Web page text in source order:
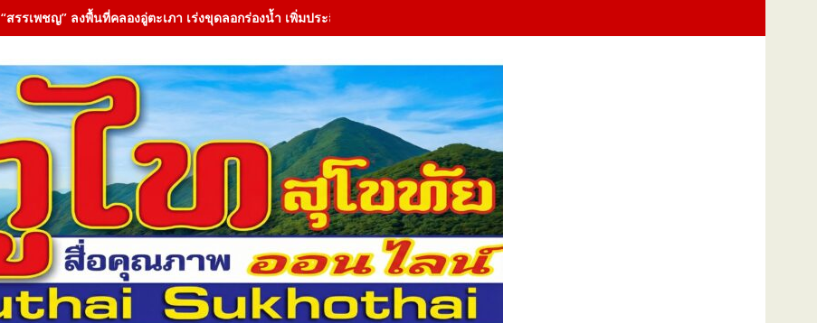
“สรรเพชญ” ลงพื้นที่คลองอู่ตะเภา เร่งขุดลอกร่องน้ำ เพิ่มประสิทธิภาพระบายน้ำ รับมือ–ป้องกันน้ำท่วมสงขลา พร้อมเดินหน้า 3 โครงการต่อเนื่องปี 70